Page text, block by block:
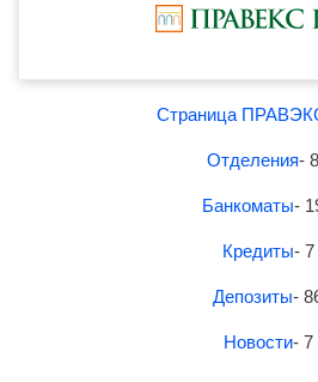
Страница
Отделения-
Банкоматы-
Кредиты- 7
Депозиты-
Новости- 7